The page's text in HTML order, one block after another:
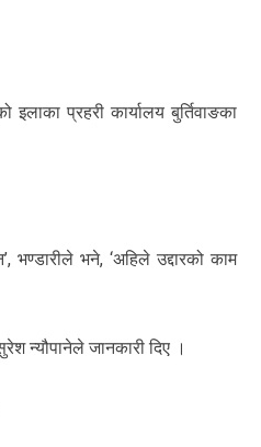
प्रहरी कार्यालय बुर्तिवाङका
भने, ‘अहिले उद्दारको काम
न्यौपानेले जानकारी दिए ।